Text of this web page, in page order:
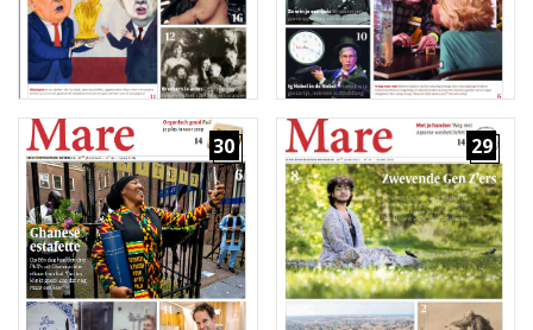
30 29